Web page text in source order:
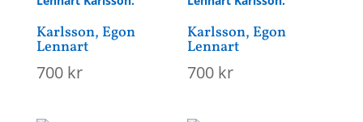
Karlsson, Egon
Lennart
700 kr
Karlsson, Egon
Lennart
700 kr